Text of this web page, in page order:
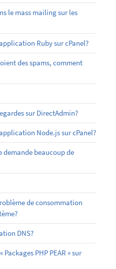
le mass mailing sur les
Ruby sur cPanel?
des spams, comment
sur DirectAdmin?
Node.js sur cPanel?
demande beaucoup de
de consommation
DNS?
PHP PEAR » sur